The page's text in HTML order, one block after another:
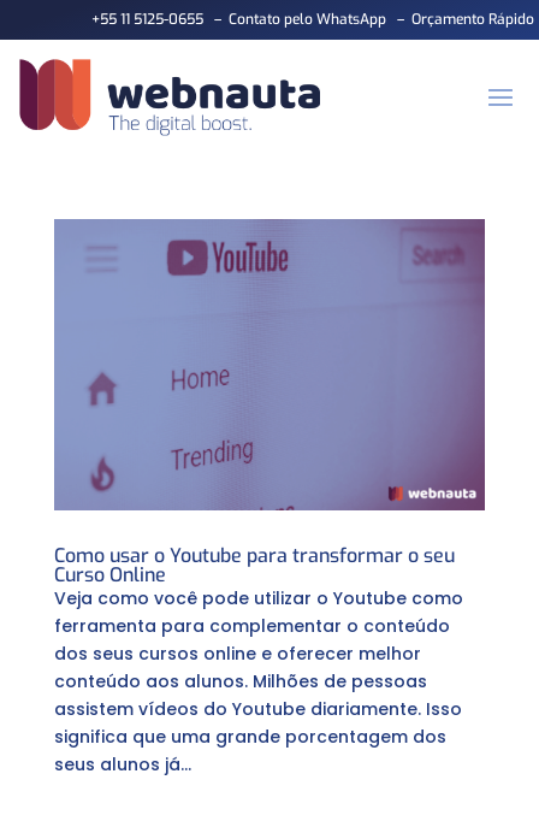
+55 11 5125-0655– Contato pelo WhatsApp– Orçamento Rápido
Como usar o Youtube para transformar o seu
Curso Online
Veja como você pode utilizar o Youtube como
ferramenta para complementar o conteúdo
dos seus cursos online e oferecer melhor
conteúdo aos alunos. Milhões de pessoas
assistem vídeos do Youtube diariamente. Isso
significa que uma grande porcentagem dos
seus alunos já...